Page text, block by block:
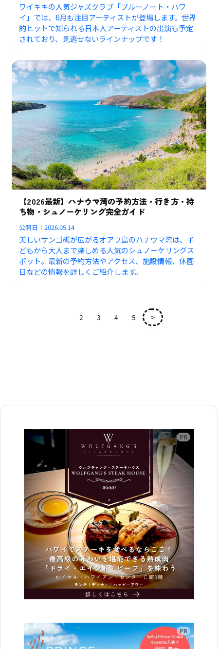
ワイキキの人気ジャズクラブ「ブルーノート・ハワ
イ」では、6月も注目アーティストが登場します。世界
的ヒットで知られる日本人アーティストの出演も予定
されており、見逃せないラインナップです！
【2026最新】ハナウマ湾の予約方法・行き方・持
ち物・シュノーケリング完全ガイド
公開日：2026.05.14
美しいサンゴ礁が広がるオアフ島のハナウマ湾は、子
どもから大人まで楽しめる人気のシュノーケリングス
ポット。最新の予約方法やアクセス、施設情報、休園
日などの情報を詳しくご紹介します。
2 3 4 5 >
広告
広告